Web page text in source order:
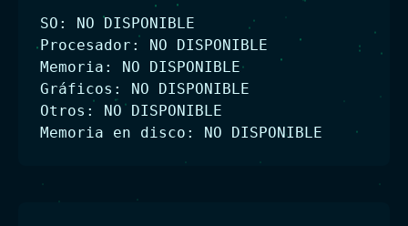
SO: NO DISPONIBLE
Procesador: NO DISPONIBLE
Memoria: NO DISPONIBLE
Gráficos: NO DISPONIBLE
Otros: NO DISPONIBLE
Memoria en disco: NO DISPONIBLE